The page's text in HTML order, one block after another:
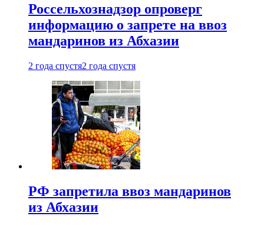
Россельхознадзор опроверг
информацию о запрете на ввоз
мандаринов из Абхазии
2 года спустя2 года спустя
РФ запретила ввоз мандаринов
из Абхазии